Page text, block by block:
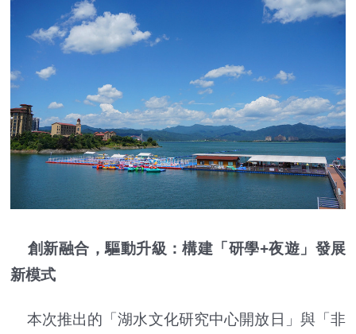
創新融合，驅動升級：構建「研學+夜遊」發展
新模式
本次推出的「湖水文化研究中心開放日」與「非